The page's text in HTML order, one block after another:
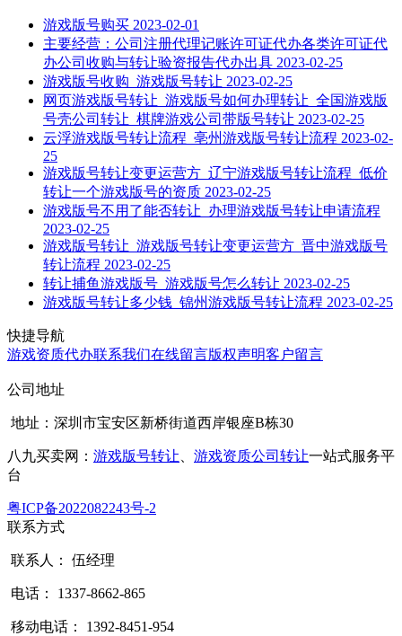
游戏版号购买 2023-02-01
主要经营：公司注册代理记账许可证代办各类许可证代
办公司收购与转让验资报告代办出具 2023-02-25
游戏版号收购_游戏版号转让 2023-02-25
网页游戏版号转让_游戏版号如何办理转让_全国游戏版
号壳公司转让_棋牌游戏公司带版号转让 2023-02-25
云浮游戏版号转让流程_亳州游戏版号转让流程 2023-02-
25
游戏版号转让变更运营方_辽宁游戏版号转让流程_低价
转让一个游戏版号的资质 2023-02-25
游戏版号不用了能否转让_办理游戏版号转让申请流程
2023-02-25
游戏版号转让_游戏版号转让变更运营方_晋中游戏版号
转让流程 2023-02-25
转让捕鱼游戏版号_游戏版号怎么转让 2023-02-25
游戏版号转让多少钱_锦州游戏版号转让流程 2023-02-25
快捷导航
游戏资质代办联系我们在线留言版权声明客户留言
公司地址
地址：深圳市宝安区新桥街道西岸银座B栋30
八九买卖网： 游戏版号转让 游戏资质公司转让一站式服务平
台
粤ICP备2022082243号-2
联系方式
联系人： 伍经理
电话： 1337-8662-865
移动电话： 1392-8451-954